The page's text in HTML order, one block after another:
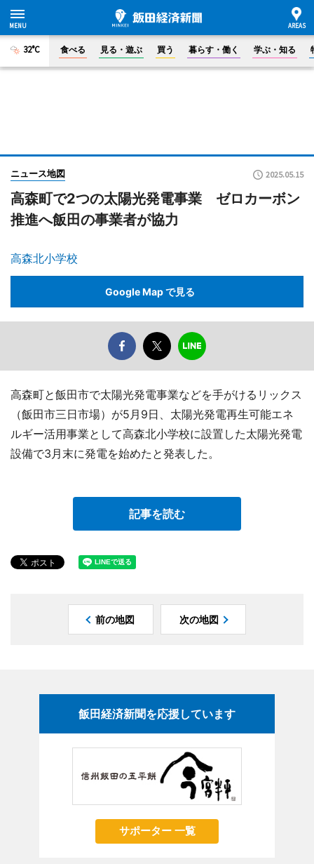
32°C 食べる 見る・遊ぶ 買う 暮らす・働く 学ぶ・知る
ニュース地図 2025.05.15
高森町で2つの太陽光発電事業 ゼロカーボン
推進へ飯田の事業者が協力
高森北小学校
Google Map で見る
高森町と飯田市で太陽光発電事業などを手がけるリックス
（飯田市三日市場）が5月9日、太陽光発電再生可能エネ
ルギー活用事業として高森北小学校に設置した太陽光発電
設備で3月末に発電を始めたと発表した。
記事を読む
前の地図 次の地図
飯田経済新聞を応援しています
サポーター 一覧